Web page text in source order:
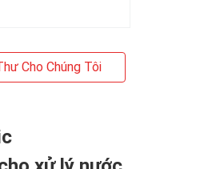
Cho Chúng Tôi